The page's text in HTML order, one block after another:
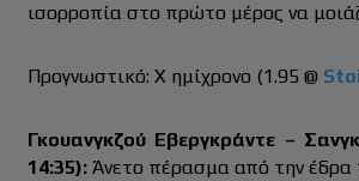
ισορροπία στο πρώτο μέρος να
Προγνωστικό: Χ ημίχρονο (1.95 @
Γκουανγκζού Εβεργκράντε –
14:35):Άνετο πέρασμα από την έδρα